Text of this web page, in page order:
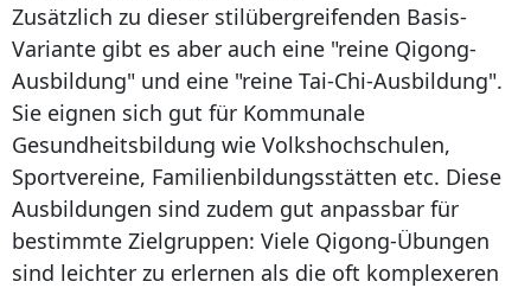
Zusätzlich zu dieser stilübergreifenden Basis-
Variante gibt es aber auch eine "reine Qigong-
Ausbildung" und eine "reine Tai-Chi-Ausbildung".
Sie eignen sich gut für Kommunale
Gesundheitsbildung wie Volkshochschulen,
Sportvereine, Familienbildungsstätten etc. Diese
Ausbildungen sind zudem gut anpassbar für
bestimmte Zielgruppen: Viele Qigong-Übungen
sind leichter zu erlernen als die oft komplexeren